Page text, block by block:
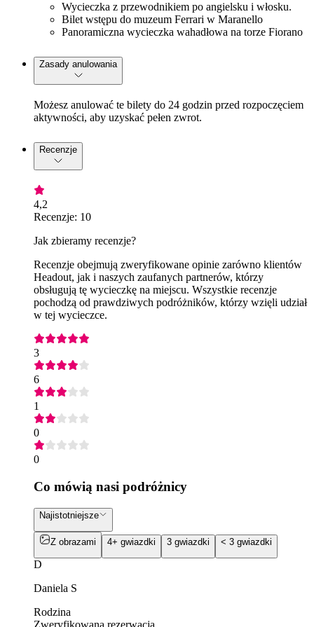
Wycieczka z przewodnikiem po angielsku i włosku.
Bilet wstępu do muzeum Ferrari w Maranello
Panoramiczna wycieczka wahadłowa na torze Fiorano
Zasady anulowania
Możesz anulować te bilety do 24 godzin przed rozpoczęciem
aktywności, aby uzyskać pełen zwrot.
Recenzje
4,2
Recenzje: 10
Jak zbieramy recenzje?
Recenzje obejmują zweryfikowane opinie zarówno klientów
Headout, jak i naszych zaufanych partnerów, którzy
obsługują tę wycieczkę na miejscu. Wszystkie recenzje
pochodzą od prawdziwych podróżników, którzy wzięli udział
w tej wycieczce.
3
6
1
0
0
Co mówią nasi podróżnicy
Najistotniejsze
Z obrazami 4+ gwiazdki 3 gwiazdki < 3 gwiazdki
D
Daniela S
Rodzina